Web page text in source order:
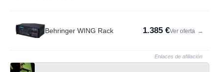
Behringer WING Rack 1.385 €Ver oferta →
Enlaces de afiliación